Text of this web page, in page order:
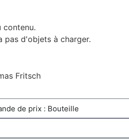
contenu.
pas d'objets à charger.
Fritsch